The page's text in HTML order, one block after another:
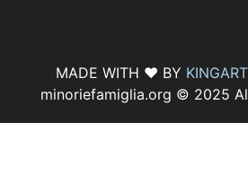
MADE WITH ♥ BY
minoriefamiglia.org © 2025